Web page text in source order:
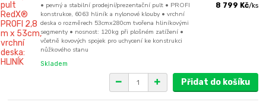
• pevný a stabilní prodejní/prezentační pult • PROFI
konstrukce, 6063 hliník a nylonové klouby • vrchní
deska o rozměrech 53cmx280cm tvořena hliníkovými
segmenty • nosnost: 120kg při plošném zatížení •
včetně kovových spojek pro uchycení ke konstrukci
nůžkového stanu
8 799 Kč/ks
Skladem
Přidat do košíku